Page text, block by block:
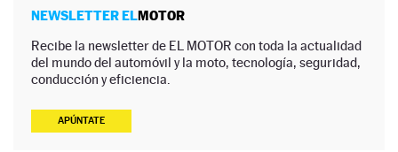
NEWSLETTER ELMOTOR
Recibe la newsletter de EL MOTOR con toda la actualidad
del mundo del automóvil y la moto, tecnología, seguridad,
conducción y eficiencia.
APÚNTATE